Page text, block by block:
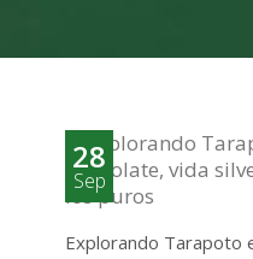
28
Sep
Explorando Tarapoto